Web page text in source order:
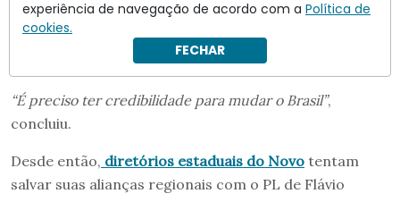
“É preciso ter credibilidade para mudar o Brasil”,
concluiu.
Desde então, diretórios estaduais do Novo tentam
salvar suas alianças regionais com o PL de Flávio
experiência de navegação de acordo com a Política de
cookies.
FECHAR